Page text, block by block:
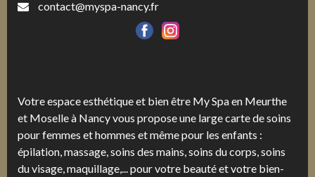
contact@myspa-nancy.fr
Votre espace esthétique et bien être My Spa en Meurthe
et Moselle à Nancy vous propose une large carte de soins
pour femmes et hommes et même pour les enfants :
épilation, massage, soins des mains, soins du corps, soins
du visage, maquillage,... pour votre beauté et votre bien-